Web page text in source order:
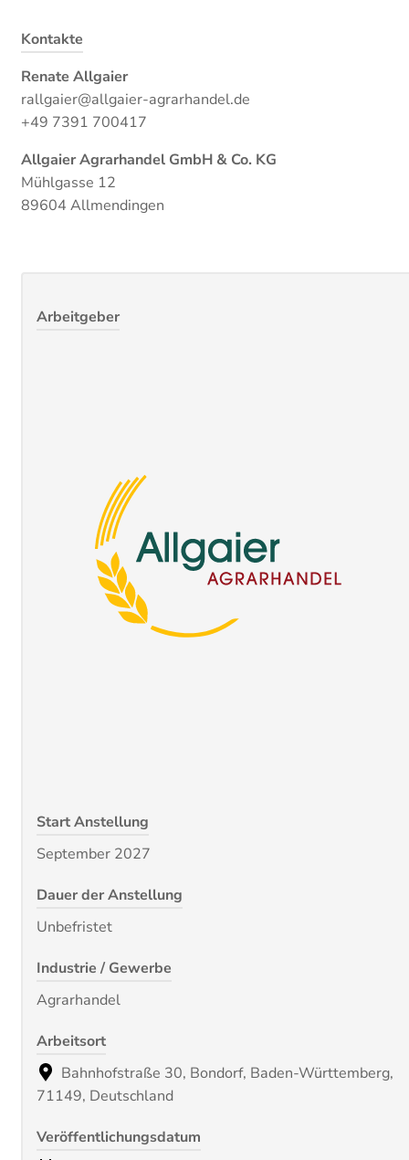
Kontakte
Renate Allgaier
rallgaier@allgaier-agrarhandel.de
+49 7391 700417
Allgaier Agrarhandel GmbH & Co. KG
Mühlgasse 12
89604 Allmendingen
Arbeitgeber
Start Anstellung
September 2027
Dauer der Anstellung
Unbefristet
Industrie / Gewerbe
Agrarhandel
Arbeitsort
Bahnhofstraße 30, Bondorf, Baden-Württemberg,
71149, Deutschland
Veröffentlichungsdatum